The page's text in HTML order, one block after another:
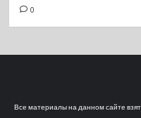
0
Все материалы на данном сайте